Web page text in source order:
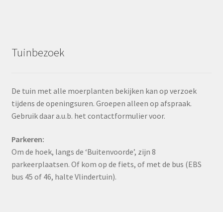
Tuinbezoek
De tuin met alle moerplanten bekijken kan op verzoek
tijdens de openingsuren. Groepen alleen op afspraak.
Gebruik daar a.u.b. het contactformulier voor.
Parkeren:
Om de hoek, langs de ‘Buitenvoorde’, zijn 8
parkeerplaatsen. Of kom op de fiets, of met de bus (EBS
bus 45 of 46, halte Vlindertuin).